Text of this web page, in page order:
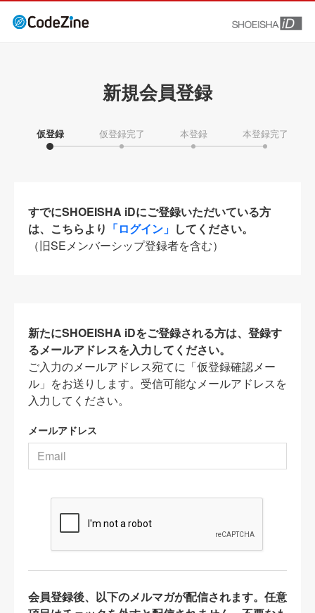
新規会員登録
仮登録 仮登録完了 本登録 本登録完了
すでにSHOEISHA iDにご登録いただいている方
は、こちらより 「ログイン」 してください。
（旧SEメンバーシップ登録者を含む）
新たにSHOEISHA iDをご登録される方は、登録す
るメールアドレスを入力してください。
ご入力のメールアドレス宛てに「仮登録確認メー
ル」をお送りします。受信可能なメールアドレスを
入力してください。
メールアドレス
会員登録後、以下のメルマガが配信されます。任意